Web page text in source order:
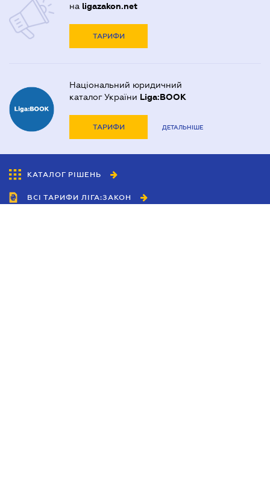
на ligazakon.net
ТАРИФИ
Національний юридичний
каталог України Liga:BOOK
ТАРИФИ ДЕТАЛЬНІШЕ
КАТАЛОГ РІШЕНЬ
ВСІ ТАРИФИ ЛІГА:ЗАКОН